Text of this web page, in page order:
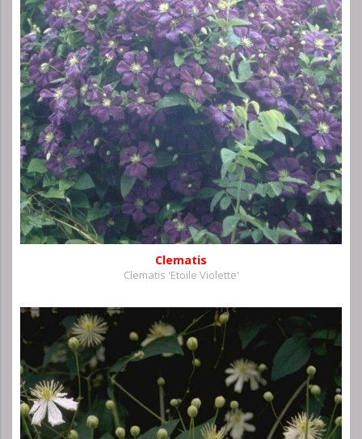
Clematis
Clematis 'Etoile Violette'